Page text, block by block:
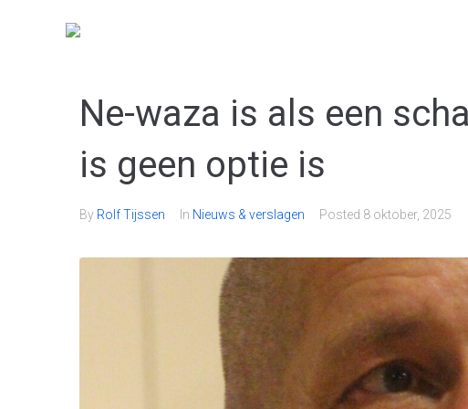
Ne-waza is als een
is geen optie is
By Rolf Tijssen In Nieuws & verslagen Posted 8 oktober, 2025